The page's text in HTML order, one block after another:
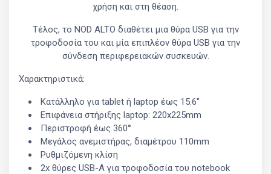
χρήση και στη θέαση.
Τέλος, το NOD ALTO διαθέτει μια θύρα USB για την
τροφοδοσία του και μία επιπλέον θύρα USB για την
σύνδεση περιφερειακών συσκευών.
Χαρακτηριστικά:
Κατάλληλο για tablet ή laptop έως 15.6"
Επιφάνεια στήριξης laptop: 220x225mm
Περιστροφή έως 360°
Μεγάλος ανεμιστήρας, διαμέτρου 110mm
Ρυθμιζόμενη κλίση
2x θύρες USB-Α για τροφοδοσία του notebook